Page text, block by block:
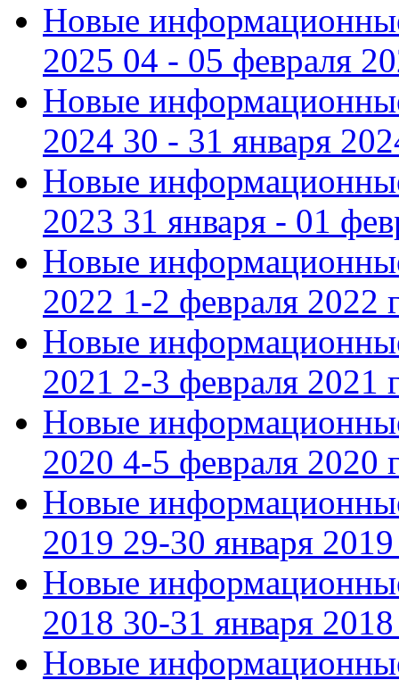
Новые
2025 04 - 05 февраля
Новые
2024 30 - 31 января
Новые
2023 31 января - 01
Новые
2022 1-2 февраля 2022
Новые
2021 2-3 февраля 2021
Новые
2020 4-5 февраля 2020
Новые
2019 29-30 января 2019
Новые
2018 30-31 января 2018
Новые